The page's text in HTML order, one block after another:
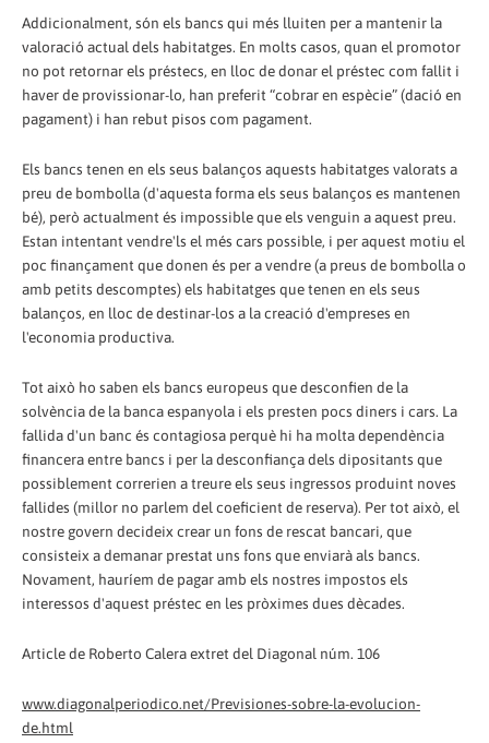
Addicionalment, són els bancs qui més lluiten per a mantenir la
valoració actual dels habitatges. En molts casos, quan el promotor
no pot retornar els préstecs, en lloc de donar el préstec com fallit i
haver de provissionar-lo, han preferit “cobrar en espècie” (dació en
pagament) i han rebut pisos com pagament.
Els bancs tenen en els seus balanços aquests habitatges valorats a
preu de bombolla (d'aquesta forma els seus balanços es mantenen
bé), però actualment és impossible que els venguin a aquest preu.
Estan intentant vendre'ls el més cars possible, i per aquest motiu el
poc finançament que donen és per a vendre (a preus de bombolla o
amb petits descomptes) els habitatges que tenen en els seus
balanços, en lloc de destinar-los a la creació d'empreses en
l'economia productiva.
Tot això ho saben els bancs europeus que desconfien de la
solvència de la banca espanyola i els presten pocs diners i cars. La
fallida d'un banc és contagiosa perquè hi ha molta dependència
financera entre bancs i per la desconfiança dels dipositants que
possiblement correrien a treure els seus ingressos produint noves
fallides (millor no parlem del coeficient de reserva). Per tot això, el
nostre govern decideix crear un fons de rescat bancari, que
consisteix a demanar prestat uns fons que enviarà als bancs.
Novament, hauríem de pagar amb els nostres impostos els
interessos d'aquest préstec en les pròximes dues dècades.
Article de Roberto Calera extret del Diagonal núm. 106
www.diagonalperiodico.net/Previsiones-sobre-la-evolucion-
de.html